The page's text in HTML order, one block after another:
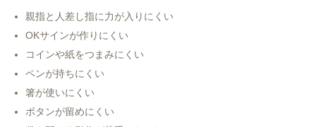
親指と人差し指に力が入りにくい
OKサインが作りにくい
コインや紙をつまみにくい
ペンが持ちにくい
箸が使いにくい
ボタンが留めにくい